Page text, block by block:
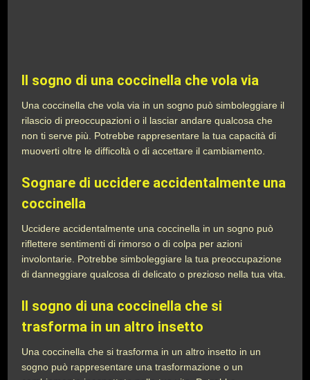
Il sogno di una coccinella che vola via
Una coccinella che vola via in un sogno può simboleggiare il
rilascio di preoccupazioni o il lasciar andare qualcosa che
non ti serve più. Potrebbe rappresentare la tua capacità di
muoverti oltre le difficoltà o di accettare il cambiamento.
Sognare di uccidere accidentalmente una
coccinella
Uccidere accidentalmente una coccinella in un sogno può
riflettere sentimenti di rimorso o di colpa per azioni
involontarie. Potrebbe simboleggiare la tua preoccupazione
di danneggiare qualcosa di delicato o prezioso nella tua vita.
Il sogno di una coccinella che si
trasforma in un altro insetto
Una coccinella che si trasforma in un altro insetto in un
sogno può rappresentare una trasformazione o un